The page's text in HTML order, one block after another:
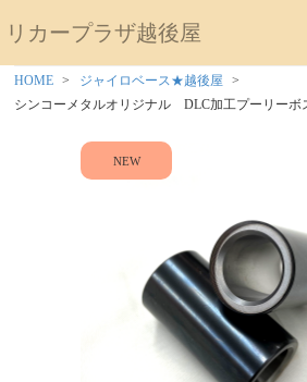
リカープラザ越後屋
HOME
ジャイロベース★越後屋
シンコーメタルオリジナル DLC加工プーリーボ